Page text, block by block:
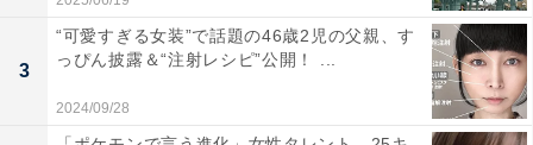
3
“可愛すぎる女装”で話題の46歳2児の父親、す
っぴん披露＆“注射レシピ”公開！ ...
2024/09/28